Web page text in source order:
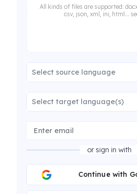
All kinds of files are supported:
csv, json, xml, ini, html...
Select source language
Select target language(s)
or sign in with
Continue with